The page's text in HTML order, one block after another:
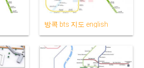
방콕 bts 지도 english